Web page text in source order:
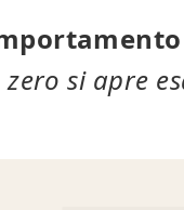
si apre